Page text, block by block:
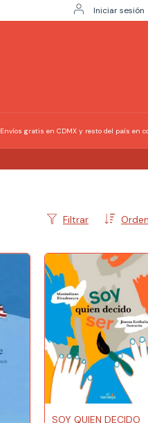
Iniciar sesión
Envíos gratis en CDMX y resto del país en
Filtrar
SOY QUIEN DECIDO